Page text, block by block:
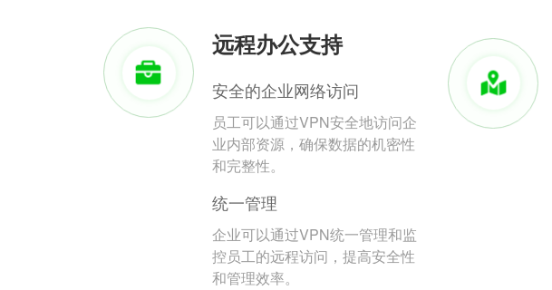
远程办公支持
安全的企业网络访问
员工可以通过VPN安全地访问企
业内部资源，确保数据的机密性
和完整性。
统一管理
企业可以通过VPN统一管理和监
控员工的远程访问，提高安全性
和管理效率。